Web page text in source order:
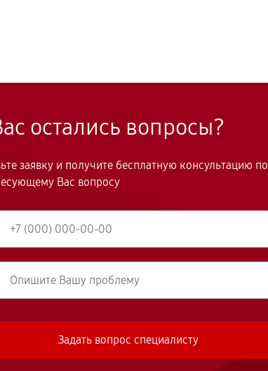
остались вопросы?
заявку и получите бесплатную консультацию по
Вас вопросу